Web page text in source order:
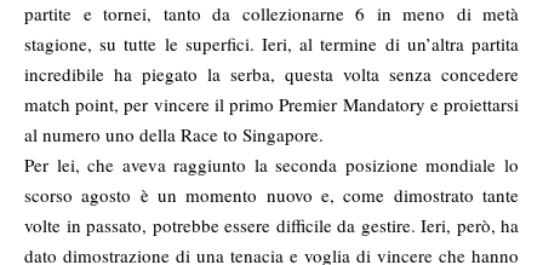
partite e tornei, tanto da collezionarne 6 in meno di metà
stagione, su tutte le superfici. Ieri, al termine di un’altra partita
incredibile ha piegato la serba, questa volta senza concedere
match point, per vincere il primo Premier Mandatory e proiettarsi
al numero uno della Race to Singapore.
Per lei, che aveva raggiunto la seconda posizione mondiale lo
scorso agosto è un momento nuovo e, come dimostrato tante
volte in passato, potrebbe essere difficile da gestire. Ieri, però, ha
dato dimostrazione di una tenacia e voglia di vincere che hanno